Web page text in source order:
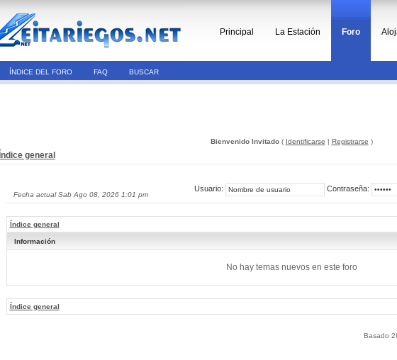
Principal La Estación Foro
ÍNDICE DEL FORO FAQ BUSCAR
Bienvenido Invitado( Identificarse | Registrarse )
Índice general
Fecha actual Sab Ago 08, 2026 1:01 pm
Usuario: Contraseña:
Índice general
Información
No hay temas nuevos en este foro
Índice general
Basado